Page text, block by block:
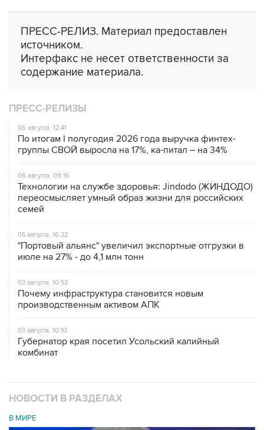
ПРЕСС-РЕЛИЗ. Материал предоставлен
источником.
Интерфакс не несет ответственности за
содержание материала.
ПРЕСС-РЕЛИЗЫ
06 августа, 12:41
По итогам I полугодия 2026 года выручка финтех-
группы СВОЙ выросла на 17%, ка-питал – на 34%
06 августа, 09:16
Технологии на службе здоровья: Jindodo (ЖИНДОДО)
переосмысляет умный образ жизни для российских
семей
05 августа, 16:22
"Портовый альянс" увеличил экспортные отгрузки в
июле на 27% - до 4,1 млн тонн
03 августа, 10:53
Почему инфраструктура становится новым
производственным активом АПК
03 августа, 10:10
Губернатор края посетил Усольский калийный
комбинат
НОВОСТИ В РАЗДЕЛАХ
В МИРЕ